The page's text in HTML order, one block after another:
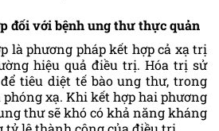
đối với bệnh ung thư thực quản
là phương pháp kết hợp cả xạ trị
hiệu quả điều trị. Hóa trị sử
tiêu diệt tế bào ung thư, trong
xạ. Khi kết hợp hai phương
thư sẽ khó có khả năng kháng